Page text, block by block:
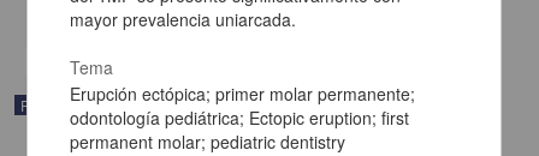
Publicación
mayor prevalencia uniarcada.
Tema
Erupción ectópica; primer molar permanente;
odontología pediátrica; Ectopic eruption; first
permanent molar; pediatric dentistry